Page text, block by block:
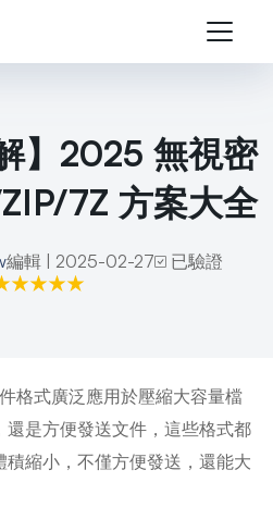
】2025 無視密
7Z 方案大全
編輯 | 2025-02-27 已驗證
格式廣泛應用於壓縮大容量檔
是方便發送文件，這些格式都
縮小，不僅方便發送，還能大